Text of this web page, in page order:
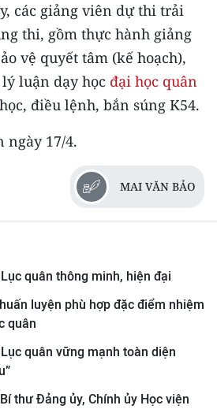
Chí Minh
các giảng viên dự thi trải
thi, gồm thực hành giảng
vệ quyết tâm (kế hoạch),
luận dạy học đại học quân
điều lệnh, bắn súng K54.
ngày 17/4.
MAI VĂN BẢO
quân thông minh, hiện đại
luyện phù hợp đặc điểm nhiệm
quân
quân vững mạnh toàn diện
thư Đảng ủy, Chính ủy Học viện